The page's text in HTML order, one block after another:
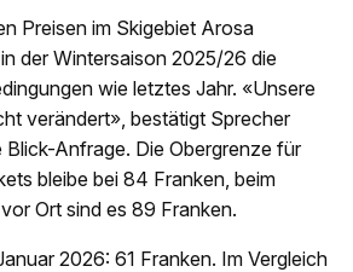
Preisen im Skigebiet Arosa
der Wintersaison 2025/26 die
wie letztes Jahr. «Unsere
verändert», bestätigt Sprecher
Anfrage. Die Obergrenze für
bleibe bei 84 Franken, beim
Ort sind es 89 Franken.
2026: 61 Franken. Im Vergleich